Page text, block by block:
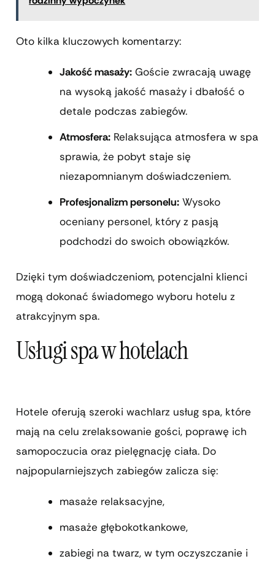
Oto kilka kluczowych komentarzy:
Jakość masaży: Goście zwracają uwagę
na wysoką jakość masaży i dbałość o
detale podczas zabiegów.
Atmosfera: Relaksująca atmosfera w spa
sprawia, że pobyt staje się
niezapomnianym doświadczeniem.
Profesjonalizm personelu: Wysoko
oceniany personel, który z pasją
podchodzi do swoich obowiązków.
Dzięki tym doświadczeniom, potencjalni klienci
mogą dokonać świadomego wyboru hotelu z
atrakcyjnym spa.
Usługi spa w hotelach
Hotele oferują szeroki wachlarz usług spa, które
mają na celu zrelaksowanie gości, poprawę ich
samopoczucia oraz pielęgnację ciała. Do
najpopularniejszych zabiegów zalicza się:
masaże relaksacyjne,
masaże głębokotkankowe,
zabiegi na twarz, w tym oczyszczanie i